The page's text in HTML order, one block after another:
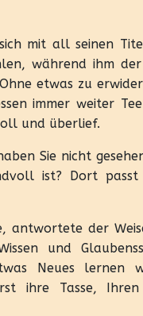
mit all seinen
während ihm der
etwas zu
immer weiter
und überlief.
Sie nicht
ist? Dort passt
antwortete der
und
Neues lernen
ihre Tasse, Ihren